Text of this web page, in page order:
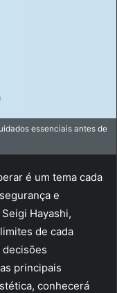
essenciais antes de
é um tema cada
e
Hayashi,
de cada
principais
conhecerá